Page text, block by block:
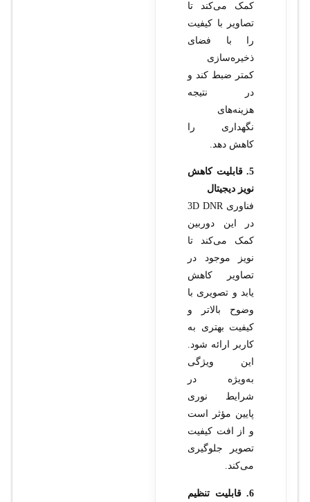
کمک می‌کند تا
تصاویر با کیفیت
را با فضای
ذخیره‌سازی
کمتر ضبط کند و
در نتیجه
هزینه‌های
نگهداری را
کاهش دهد.
5. قابلیت کاهش
نویز دیجیتال
فناوری 3D DNR
در این دوربین
کمک می‌کند تا
نویز موجود در
تصاویر کاهش
یابد و تصویری با
وضوح بالاتر و
کیفیت بهتری به
کاربر ارائه شود.
این ویژگی
به‌ویژه در
شرایط نوری
پایین مؤثر است
و از افت کیفیت
تصویر جلوگیری
می‌کند.
6. قابلیت تنظیم